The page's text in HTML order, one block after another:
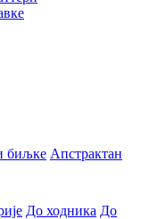
биљке Апстрактан
До ходника До